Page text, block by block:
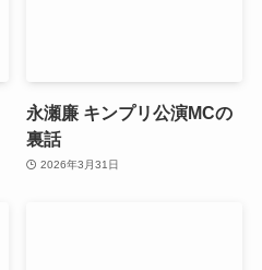
永瀬廉 キンプリ公演MCの
裏話
2026年3月31日